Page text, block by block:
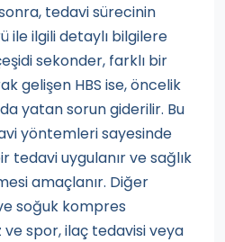
tedavi sürecinin
ile ilgili detaylı bilgilere
sekonder, farklı bir
gelişen HBS ise, öncelik
yatan sorun giderilir. Bu
yöntemleri sayesinde
tedavi uygulanır ve sağlık
amaçlanır. Diğer
soğuk kompres
ve spor, ilaç tedavisi veya